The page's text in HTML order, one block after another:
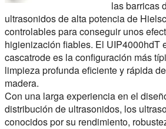
las barricas
ultrasonidos de alta potencia de
controlables para conseguir unos
higienización fiables. El UIP4000hdT
cascatrode es la configuración más
limpieza profunda eficiente y rápida
madera.
Con una larga experiencia en el
distribución de ultrasonidos, los
conocidos por su rendimiento,